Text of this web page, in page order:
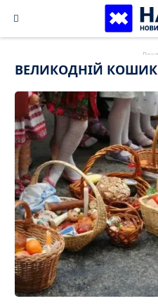
content
ВЕЛИКОДНІЙ КОШИК